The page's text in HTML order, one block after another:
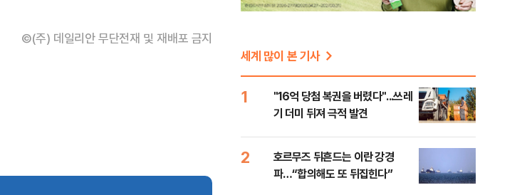
©(주) 데일리안 무단전재 및 재배포 금지
세계 많이 본 기사
1
"16억 당첨 복권을 버렸다"...쓰레
기 더미 뒤져 극적 발견
2
호르무즈 뒤흔드는 이란 강경
파…“합의해도 또 뒤집힌다”